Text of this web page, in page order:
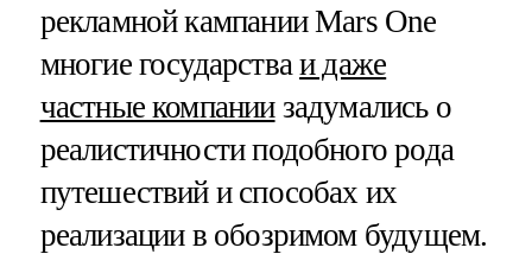
рекламной кампании Mars One
многие государстваи даже
частные компаниизадумались о
реалистичности подобного рода
путешествий и способах их
реализации в обозримом будущем.